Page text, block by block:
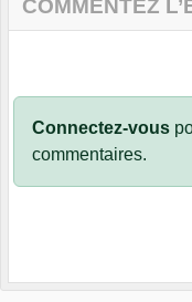
COMMENTEZ
Connectez-vous
commentaires.